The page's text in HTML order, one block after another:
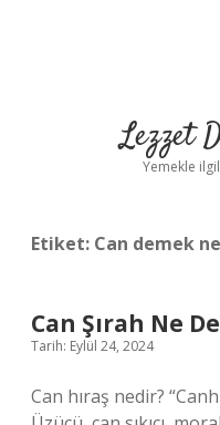
Lezzet
Yemekle
Etiket: Can demek
Can Şırah Ne
Tarih: Eylül 24, 2024
Can hıraş nedir?